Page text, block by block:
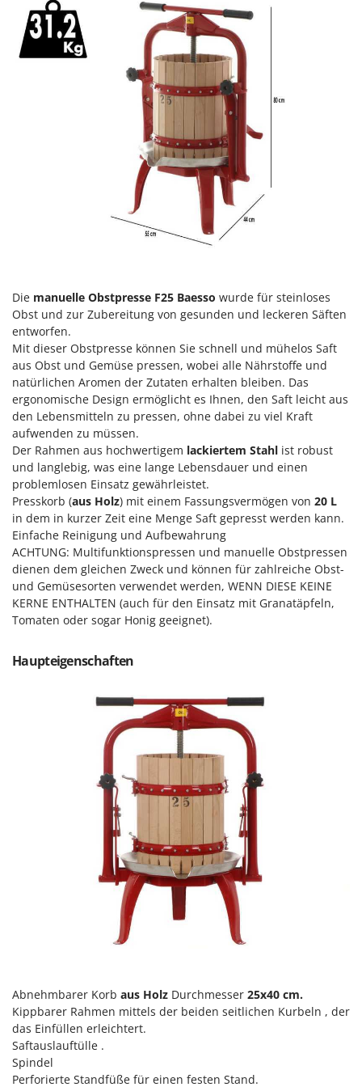
Heckenscheren
Heißluftfritteusen
Heizkanonen und Elektroheizer
Hochdruckreiniger
Holzbacköfen Außenbereich für Pizza und Braten
Kabelpflüge für die Drainage
Kartoffellegemaschine für Traktoren
Kehrmaschinen
Kettensägen
Kippbare Heckschaufeln für Traktoren
Klimaanlagen – Klimageräte
Knetmaschinen
Knochensägen
Kompressoren - elektrisch
Kompressoren für Ernte und Baumschnitt
Kreiseleggen
Küchenreiben - elektrisch
Kükenaufzuchtboxen
L
Laderampe aus Aluminium
Laubsauger - Laubbläser
Luftentfeuchter
Mähroboter
Maisentkörnungsmaschinen
Manuelle Heckenscheren
Mehrzweck-Sauggeräte
Minibacköfen
Motorhacken - Gartenfräsen
Motorspritzen
Mulcher für Traktor
Notstromaggregat
O
Obstmühlen Obsthäcksler Obstmuser
Obstpressen
Olivenernter und Schüttler
Comet
Cresco
Cruccolini
Docma
Dominion
Dreame
E
Echo
EcoFlow
Edilmark
Effeuno
Einhell
Elegen
Energy Gruppi
Enotecnica Pillan
Eschenfelder
EuroMech
Ferrari Group
Fiorentini
Fiskars
Flymo
Fontana Forni
Die manuelle Obstpresse F25 Baesso wurde für steinloses
Obst und zur Zubereitung von gesunden und leckeren Säften
entworfen.
Mit dieser Obstpresse können Sie schnell und mühelos Saft
aus Obst und Gemüse pressen, wobei alle Nährstoffe und
natürlichen Aromen der Zutaten erhalten bleiben. Das
ergonomische Design ermöglicht es Ihnen, den Saft leicht aus
den Lebensmitteln zu pressen, ohne dabei zu viel Kraft
aufwenden zu müssen.
Der Rahmen aus hochwertigem lackiertem Stahl ist robust
und langlebig, was eine lange Lebensdauer und einen
problemlosen Einsatz gewährleistet.
Presskorb (aus Holz) mit einem Fassungsvermögen von 20 L
in dem in kurzer Zeit eine Menge Saft gepresst werden kann.
Einfache Reinigung und Aufbewahrung
ACHTUNG: Multifunktionspressen und manuelle Obstpressen
dienen dem gleichen Zweck und können für zahlreiche Obst-
und Gemüsesorten verwendet werden, WENN DIESE KEINE
KERNE ENTHALTEN (auch für den Einsatz mit Granatäpfeln,
Tomaten oder sogar Honig geeignet).
Haupteigenschaften
Abnehmbarer Korb aus Holz Durchmesser 25x40 cm.
Kippbarer Rahmen mittels der beiden seitlichen Kurbeln , der
das Einfüllen erleichtert.
Saftauslauftülle .
Spindel
Perforierte Standfüße für einen festen Stand.